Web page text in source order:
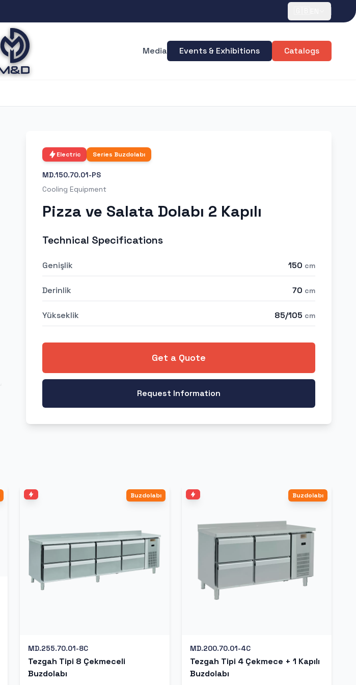
Media Events & Exhibitions Catalogs
Electric Series Buzdolabı
MD.150.70.01-PS
Cooling Equipment
Pizza ve Salata Dolabı 2 Kapılı
Technical Specifications
Genişlik 150 cm
Derinlik 70 cm
Yükseklik 85/105 cm
Get a Quote
Request Information
Buzdolabı
MD.255.70.01-8C
Tezgah Tipi 8 Çekmeceli
Buzdolabı
Buzdolabı
MD.200.70.01-4C
Tezgah Tipi 4 Çekmece + 1 Kapılı
Buzdolabı